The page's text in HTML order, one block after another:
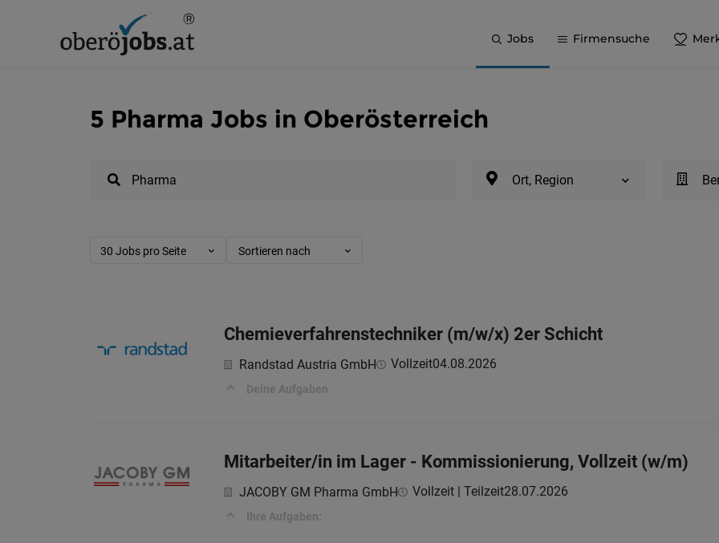
Jobs Firmensuche
5 Pharma Jobs in Oberösterreich
Ort, Region
30 Jobs pro Seite Sortieren nach
Chemieverfahrenstechniker (m/w/x) 2er Schicht
Randstad Austria GmbH Vollzeit04.08.2026
Deine Aufgaben
Mitarbeiter/in im Lager - Kommissionierung, Vollzeit (w/m)
JACOBY GM Pharma GmbH Vollzeit | Teilzeit28.07.2026
Ihre Aufgaben: